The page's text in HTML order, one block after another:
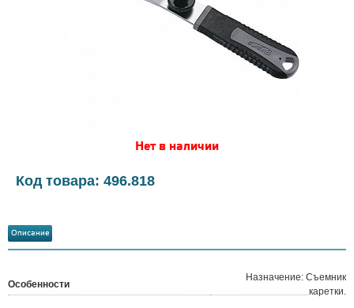
Нет в наличии
Код товара: 496.818
Описание
Особенности
Назначение: Съемник
каретки.